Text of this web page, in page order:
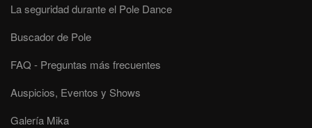
La seguridad durante el Pole Dance
Buscador de Pole
FAQ - Preguntas más frecuentes
Auspicios, Eventos y Shows
Galería Mika